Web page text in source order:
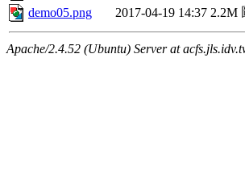
demo05.png
2017-04-19 14:37 2.2M
Apache/2.4.52 (Ubuntu) Server at